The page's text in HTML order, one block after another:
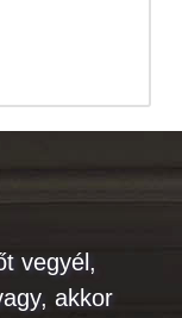
vegyél,
akkor